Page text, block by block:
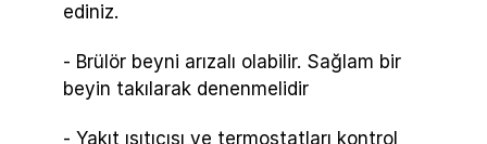
ediniz.
- Brülör beyni arızalı olabilir. Sağlam bir
beyin takılarak denenmelidir
- Yakıt ısıtıcısı ve termostatları kontrol